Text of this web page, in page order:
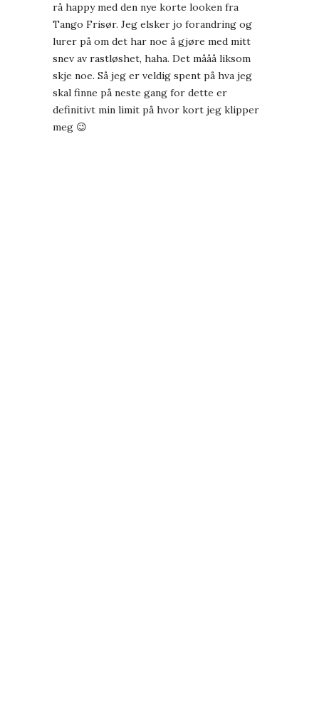
rå happy med den nye korte looken fra
Tango Frisør. Jeg elsker jo forandring og
lurer på om det har noe å gjøre med mitt
snev av rastløshet, haha. Det mååå liksom
skje noe. Så jeg er veldig spent på hva jeg
skal finne på neste gang for dette er
definitivt min limit på hvor kort jeg klipper
meg 😉